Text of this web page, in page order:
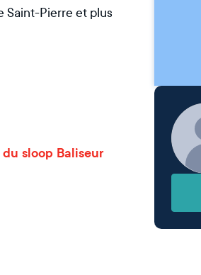
Saint-Pierre et plus
sloop Baliseur